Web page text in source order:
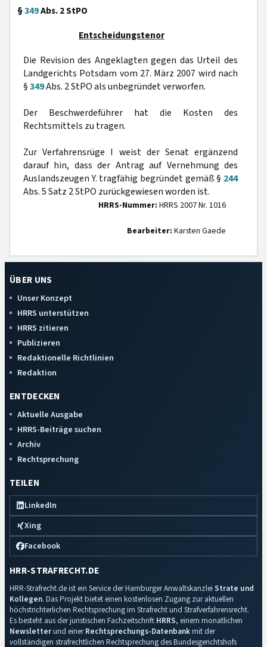
§349Abs. 2 StPO
Entscheidungstenor
Die Revision des Angeklagten gegen das Urteil des
Landgerichts Potsdam vom 27. März 2007 wird nach
§349Abs. 2 StPO als unbegründet verworfen.
Der Beschwerdeführer hat die Kosten des
Rechtsmittels zu tragen.
Zur Verfahrensrüge I weist der Senat ergänzend
darauf hin, dass der Antrag auf Vernehmung des
Auslandszeugen Y. tragfähig begründet gemäß § 244
Abs. 5 Satz 2 StPO zurückgewiesen worden ist.
HRRS-Nummer: HRRS 2007 Nr. 1016
Bearbeiter: Karsten Gaede
ÜBER UNS
Unser Konzept
HRRS unterstützen
HRRS zitieren
Publizieren
Redaktionelle Richtlinien
Redaktion
ENTDECKEN
Aktuelle Ausgabe
HRRS-Beiträge suchen
Archiv
Rechtsprechung
TEILEN
LinkedIn
Xing
Facebook
HRR-STRAFRECHT.DE
HRR-Strafrecht.de ist ein Service der Hamburger Anwaltskanzlei Strate und
Kollegen. Das Projekt bietet einen kostenlosen Zugang zur aktuellen
höchstrichterlichen Rechtsprechung im Strafrecht und Strafverfahrensrecht.
Es besteht aus der juristischen Fachzeitschrift HRRS, einem monatlichen
Newsletterund einerRechtsprechungs-Datenbankmit der
vollständigen strafrechtlichen Rechtsprechung des Bundesgerichtshofs